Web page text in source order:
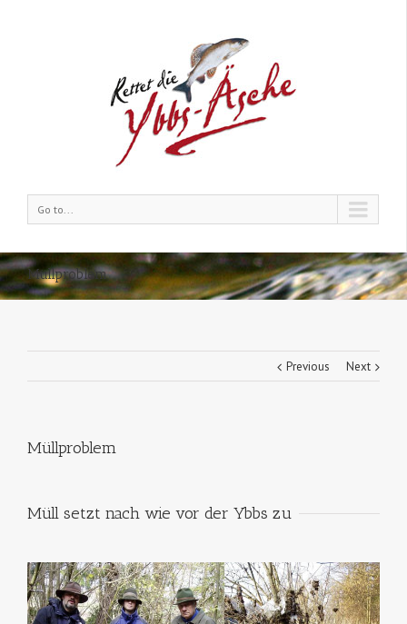
Go to...
Müllproblem
Previous Next
Müllproblem
Müll setzt nach wie vor der Ybbs zu